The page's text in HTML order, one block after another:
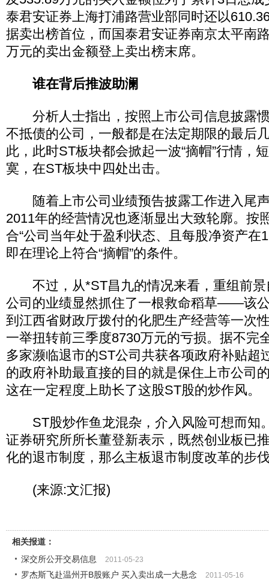
泰君安证券上海打浦路营业部同时还以
据卖出榜首位，而国泰君安证券南京太平南
万元的卖出金额登上卖出榜末席。
谁在背后推波助澜
分析人士指出，按照上市公司信息披露惯
不抵债的公司，一般都是在法定期限的最后
此，此时ST板块都会掀起一波“摘帽”行情，
寞，在ST板块中四处出击。
随着上市公司业绩预告披露工作进入尾
2011年的经营情况也逐渐显出大致轮廓。按
合“公司当年处于盈利状态、且每股净资产在
即在理论上符合“摘帽”的条件。
不过，从*ST昌九的情况来看，重组前景
公司的业绩显然抓住了一根救命稻草——该
到江西省财政厅拨付的化肥生产经营等一次
一举扭转前三季度8730万元的亏损。据不完
多家濒临退市的ST公司共获各项政府补贴超
的政府补助最直接的目的就是保住上市公司
这在一定程度上助长了这股ST股的炒作风。
ST股炒作鱼龙混杂，介入风险可想而知
证券研究所所长董登新表示，既然创业板已
化的退市制度，那么主板退市制度改革的步
(来源:文汇报)
相关报道：
深交所公开交易信息
2011-05-23
罗杰斯飞赴温州开B股账户 买入卖出成一大悬念 2011-05-16